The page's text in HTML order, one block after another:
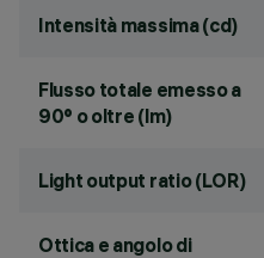
Intensità massima (cd)
Flusso totale emesso a
90° o oltre (lm)
Light output ratio (LOR)
Ottica e angolo di